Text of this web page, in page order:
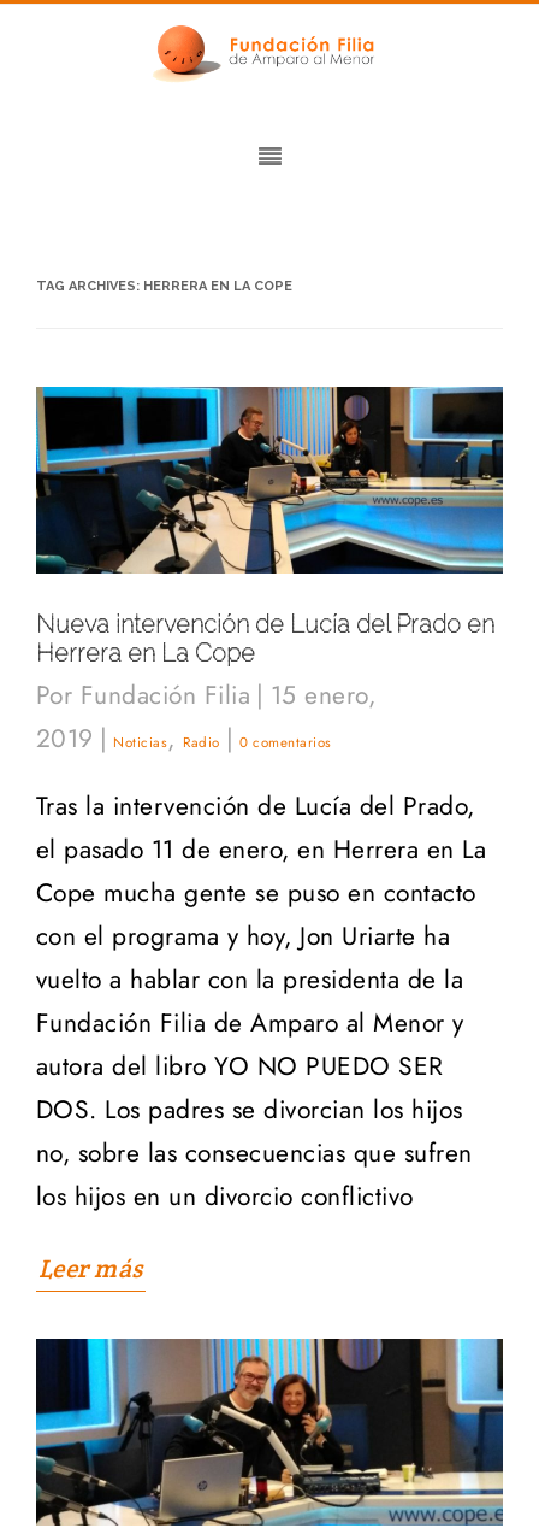
TAG ARCHIVES: HERRERA EN LA COPE
Nueva intervención de Lucía del Prado en
Herrera en La Cope
Por Fundación Filia | 15 enero,
2019 | Noticias, Radio | 0 comentarios
Tras la intervención de Lucía del Prado,
el pasado 11 de enero, en Herrera en La
Cope mucha gente se puso en contacto
con el programa y hoy, Jon Uriarte ha
vuelto a hablar con la presidenta de la
Fundación Filia de Amparo al Menor y
autora del libro YO NO PUEDO SER
DOS. Los padres se divorcian los hijos
no, sobre las consecuencias que sufren
los hijos en un divorcio conflictivo
Leer más